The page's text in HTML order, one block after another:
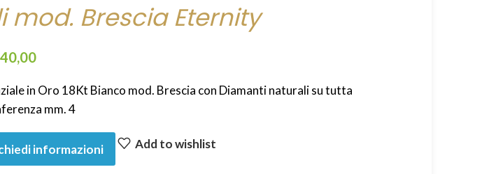
mod. Brescia Eternity
in Oro 18Kt Bianco mod. Brescia con Diamanti naturali su tutta
mm. 4
informazioni Add to wishlist